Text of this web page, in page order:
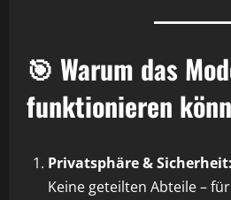
🎯 Warum das
funktionieren
Privatsphäre & Sicherheit:
Keine geteilten Abteile –